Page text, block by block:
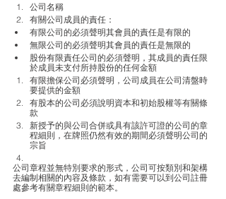
公司名稱
有關公司成員的責任：
有限公司的必須聲明其會員的責任是有限的
無限公司的必須聲明其會員的責任是無限的
股份有限責任公司的必須聲明，其成員的責任限
於成員未支付所持股份的任何金額
有限擔保公司必須聲明，公司成員在公司清盤時
要提供的金額
有股本的公司必須說明資本和初始股權等有關條
款
新授予的與公司合併或具有該許可證的公司的章
程細則，在牌照仍然有效的期間必須聲明公司的
宗旨
公司章程並無特別要求的形式，公司可按類別和架構
去編制相關的內容及條款，如有需要可以到公司註冊
處參考有關章程細則的範本。